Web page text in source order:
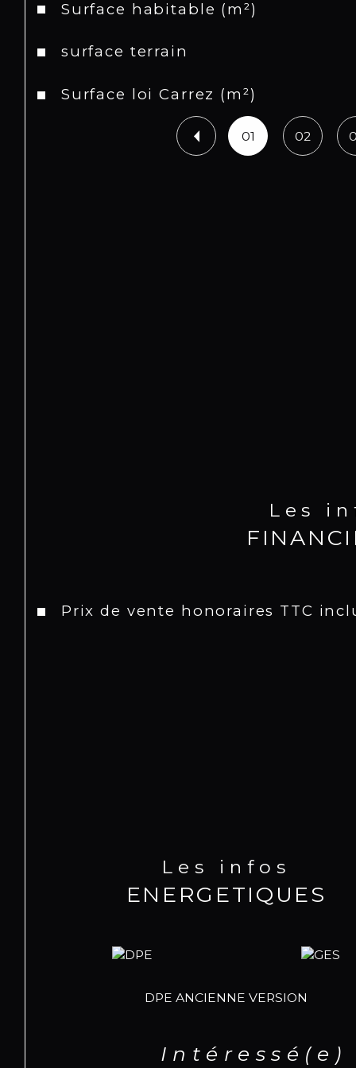
Surface habitable (m²)
surface terrain
Surface loi Carrez (m²)
01 02
Les
Prix de vente honoraires TTC
Les infos
ENERGETIQUES
DPE ANCIENNE VERSION
Intéressé(e)